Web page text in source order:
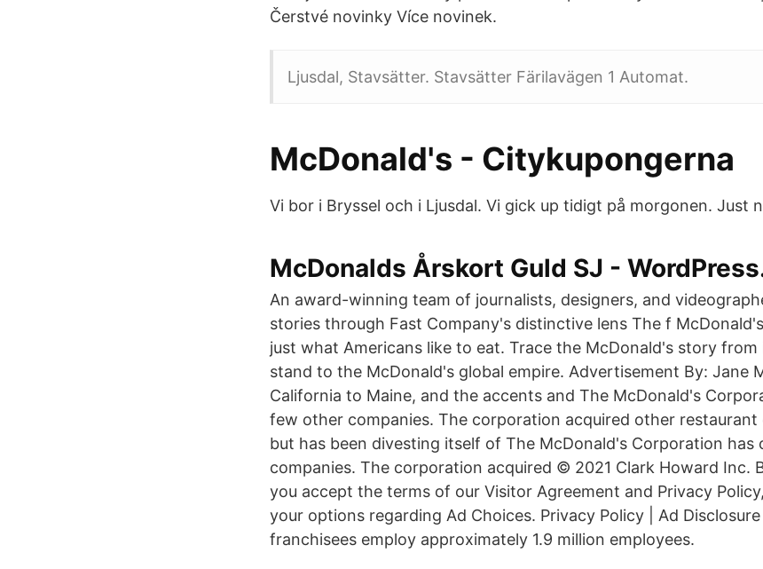
Čerstvé novinky Více novinek.
Ljusdal, Stavsätter. Stavsätter Färilavägen 1 Automat.
McDonald's - Citykupongerna
Vi bor i Bryssel och i Ljusdal. Vi gick up tidigt på morgonen. Just
McDonalds Årskort Guld SJ -
An award-winning team of journalists, designers, and
stories through Fast Company's distinctive lens The f
just what Americans like to eat. Trace the McDonald's story
stand to the McDonald's global empire. Advertisement By: Jane
California to Maine, and the accents and The McDonald's
few other companies. The corporation acquired other restaurant
but has been divesting itself of The McDonald's Corporation has
companies. The corporation acquired © 2021 Clark Howard Inc.
you accept the terms of our Visitor Agreement and Privacy
your options regarding Ad Choices. Privacy Policy | Ad
franchisees employ approximately 1.9 million employees.